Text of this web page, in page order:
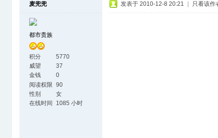
麦兜兜
都市贵族
积分
5770
威望
37
金钱
0
阅读权限 90
性别
女
在线时间
1085 小时
发表于 2010-12-8 20:21 只看该作